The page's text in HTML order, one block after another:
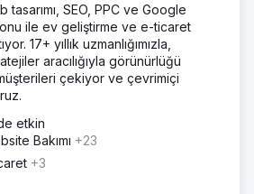
tasarımı, SEO, PPC ve Google
ile ev geliştirme ve e-ticaret
17+ yıllık uzmanlığımızla,
aracılığıyla görünürlüğü
çekiyor ve çevrimiçi
etkin
Bakımı +23
+3